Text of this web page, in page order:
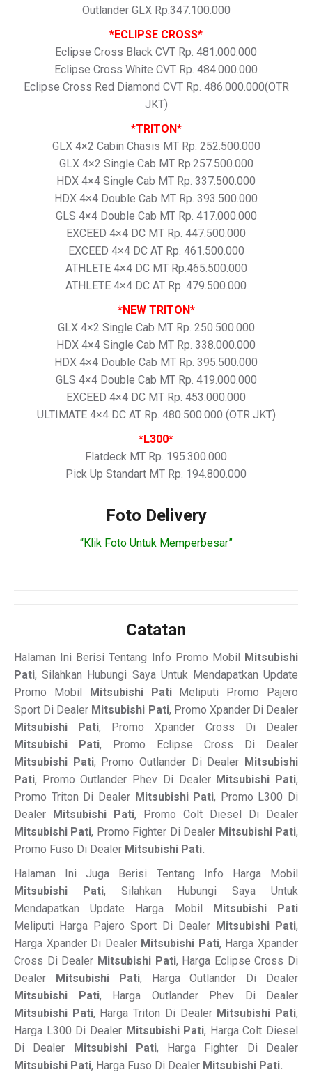
Outlander GLX Rp.347.100.000
*ECLIPSE CROSS*
Eclipse Cross Black CVT Rp. 481.000.000
Eclipse Cross White CVT Rp. 484.000.000
Eclipse Cross Red Diamond CVT Rp. 486.000.000(OTR
JKT)
*TRITON*
GLX 4×2 Cabin Chasis MT Rp. 252.500.000
GLX 4×2 Single Cab MT Rp.257.500.000
HDX 4×4 Single Cab MT Rp. 337.500.000
HDX 4×4 Double Cab MT Rp. 393.500.000
GLS 4×4 Double Cab MT Rp. 417.000.000
EXCEED 4×4 DC MT Rp. 447.500.000
EXCEED 4×4 DC AT Rp. 461.500.000
ATHLETE 4×4 DC MT Rp.465.500.000
ATHLETE 4×4 DC AT Rp. 479.500.000
*NEW TRITON*
GLX 4×2 Single Cab MT Rp. 250.500.000
HDX 4×4 Single Cab MT Rp. 338.000.000
HDX 4×4 Double Cab MT Rp. 395.500.000
GLS 4×4 Double Cab MT Rp. 419.000.000
EXCEED 4×4 DC MT Rp. 453.000.000
ULTIMATE 4×4 DC AT Rp. 480.500.000 (OTR JKT)
*L300*
Flatdeck MT Rp. 195.300.000
Pick Up Standart MT Rp. 194.800.000
Foto Delivery
“Klik Foto Untuk Memperbesar”
Catatan
Halaman Ini Berisi Tentang Info Promo Mobil Mitsubishi
Pati, Silahkan Hubungi Saya Untuk Mendapatkan Update
Promo Mobil Mitsubishi PatiMeliputi Promo Pajero
Sport Di Dealer Mitsubishi Pati, Promo Xpander Di Dealer
Mitsubishi Pati, Promo Xpander Cross Di Dealer
Mitsubishi Pati, Promo Eclipse Cross Di Dealer
Mitsubishi Pati, Promo Outlander Di Dealer Mitsubishi
Pati, Promo Outlander Phev Di Dealer Mitsubishi Pati,
Promo Triton Di Dealer Mitsubishi Pati, Promo L300 Di
Dealer Mitsubishi Pati, Promo Colt Diesel Di Dealer
Mitsubishi Pati, Promo Fighter Di Dealer Mitsubishi Pati,
Promo Fuso Di Dealer Mitsubishi Pati.
Halaman Ini Juga Berisi Tentang Info Harga Mobil
Mitsubishi Pati, Silahkan Hubungi Saya Untuk
Mendapatkan Update Harga Mobil Mitsubishi Pati
Meliputi Harga Pajero Sport Di Dealer Mitsubishi Pati,
Harga Xpander Di Dealer Mitsubishi Pati, Harga Xpander
Cross Di Dealer Mitsubishi Pati, Harga Eclipse Cross Di
Dealer Mitsubishi Pati, Harga Outlander Di Dealer
Mitsubishi Pati, Harga Outlander Phev Di Dealer
Mitsubishi Pati, Harga Triton Di Dealer Mitsubishi Pati,
Harga L300 Di Dealer Mitsubishi Pati, Harga Colt Diesel
Di Dealer Mitsubishi Pati, Harga Fighter Di Dealer
Mitsubishi Pati, Harga Fuso Di Dealer Mitsubishi Pati.